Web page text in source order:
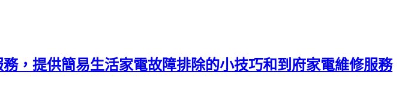
，提供簡易生活家電故障排除的小技巧和到府家電維修服務